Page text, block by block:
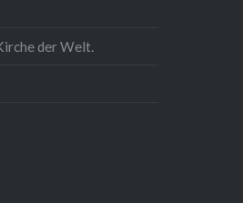
der Welt.